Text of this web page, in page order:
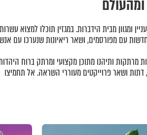
ומגוון מבית הידברות. במגזין תוכלו למצוא
עם מפורסמים, ושאר ריאיונות שנערכו עם
מרתקות ותיהנו מתוכן מקצועי ומרתק ברוח
דתות ושאר פרוייקטים מעוררי השראה. אל תחמיצו